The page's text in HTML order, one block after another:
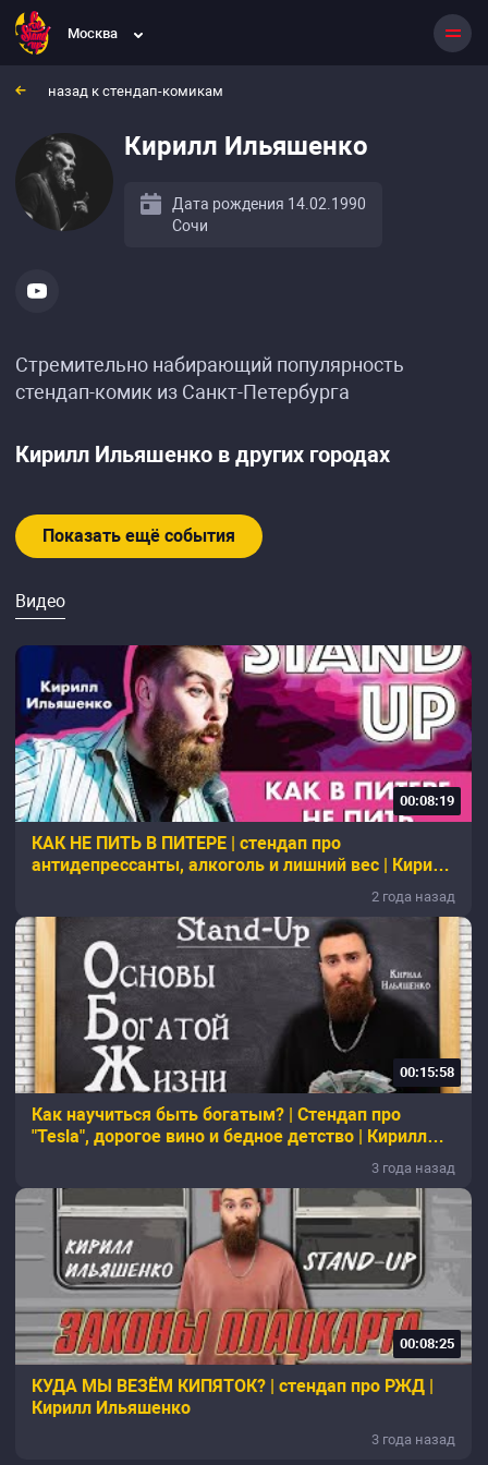
Москва
назад к стендап-комикам
Кирилл Ильяшенко
Дата рождения 14.02.1990
Сочи
Стремительно набирающий популярность
стендап-комик из Санкт-Петербурга
Кирилл Ильяшенко в других городах
Показать ещё события
Видео
00:08:19
КАК НЕ ПИТЬ В ПИТЕРЕ | стендап про
антидепрессанты, алкоголь и лишний вес | Кирилл
2 года назад
00:15:58
Как научиться быть богатым? | Стендап про
"Tesla", дорогое вино и бедное детство | Кирилл
3 года назад
00:08:25
КУДА МЫ ВЕЗЁМ КИПЯТОК? | стендап про РЖД |
Кирилл Ильяшенко
3 года назад